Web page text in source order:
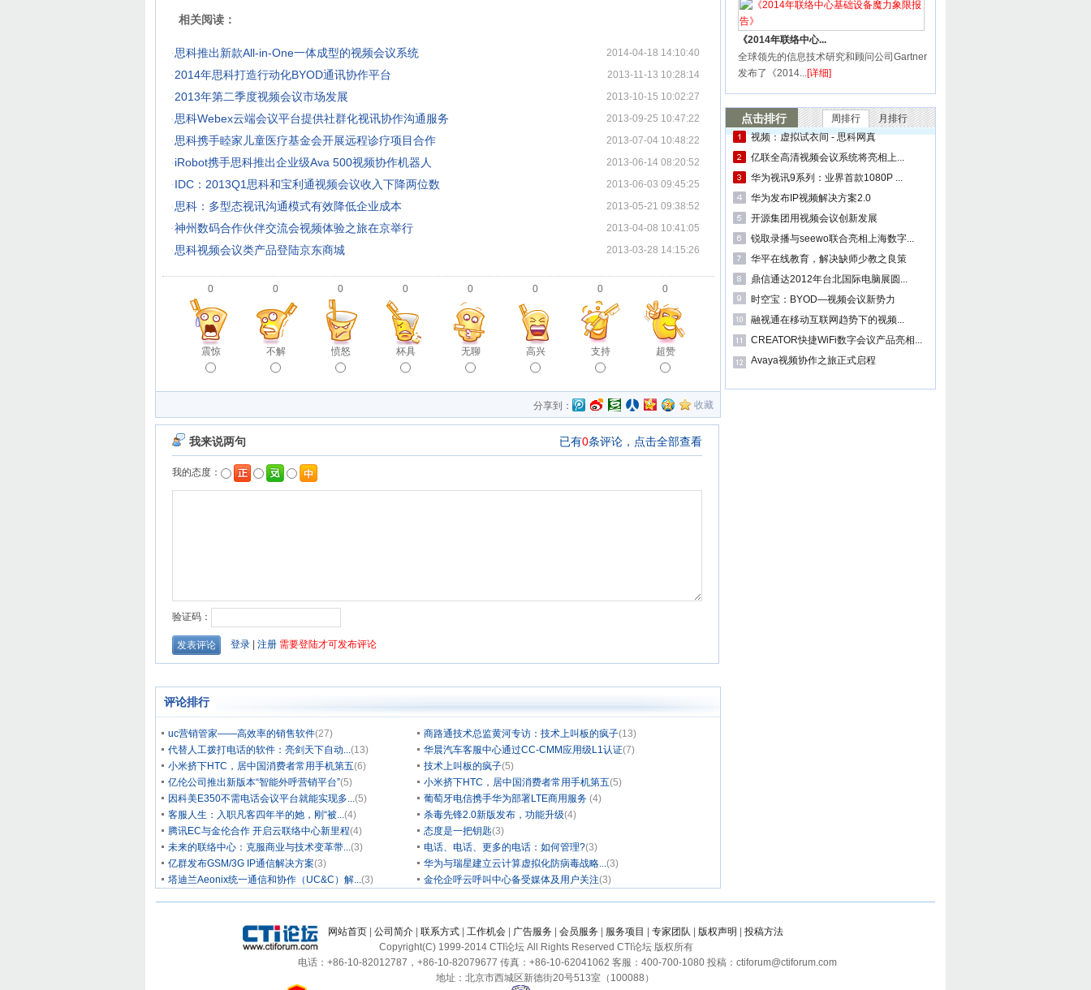
相关阅读：
·思科推出新款All-in-One一体成型的视频会议系统 2014-04-18 14:10:40
·2014年思科打造行动化BYOD通讯协作平台 2013-11-13 10:28:14
·2013年第二季度视频会议市场发展 2013-10-15 10:02:27
·思科Webex云端会议平台提供社群化视讯协作沟通服务 2013-09-25 10:47:22
·思科携手睦家儿童医疗基金会开展远程诊疗项目合作 2013-07-04 10:48:22
·iRobot携手思科推出企业级Ava 500视频协作机器人 2013-06-14 08:20:52
·IDC：2013Q1思科和宝利通视频会议收入下降两位数 2013-06-03 09:45:25
·思科：多型态视讯沟通模式有效降低企业成本 2013-05-21 09:38:52
·神州数码合作伙伴交流会视频体验之旅在京举行 2013-04-08 10:41:05
·思科视频会议类产品登陆京东商城 2013-03-28 14:15:26
0
震惊
0
不解
0
愤怒
0
杯具
0
无聊
0
高兴
0
支持
0
超赞
分享到： 收藏
评论排行
uc营销管家——高效率的销售软件(27) 商路通技术总监黄河专访：技术上叫板的疯子(13)
代替人工拨打电话的软件：亮剑天下自动...(13) 华晨汽车客服中心通过CC-CMM应用级L1认证(7)
小米挤下HTC，居中国消费者常用手机第五(6) 技术上叫板的疯子(5)
亿伦公司推出新版本“智能外呼营销平台”(5) 小米挤下HTC，居中国消费者常用手机第五(5)
因科美E350不需电话会议平台就能实现多...(5) 葡萄牙电信携手华为部署LTE商用服务 (4)
客服人生：入职凡客四年半的她，刚“被...(4) 杀毒先锋2.0新版发布，功能升级(4)
腾讯EC与金伦合作 开启云联络中心新里程(4) 态度是一把钥匙(3)
未来的联络中心：克服商业与技术变革带...(3) 电话、电话、更多的电话：如何管理?(3)
亿群发布GSM/3G IP通信解决方案(3) 华为与瑞星建立云计算虚拟化防病毒战略...(3)
塔迪兰Aeonix统一通信和协作（UC&C）解...(3) 金伦企呼云呼叫中心备受媒体及用户关注(3)
《2014年联络中心...
全球领先的信息技术研究和顾问公司Gartner
发布了《2014...[详细]
点击排行 周排行
月排行
视频：虚拟试衣间 - 思科网真
亿联全高清视频会议系统将亮相上...
华为视讯9系列：业界首款1080P ...
华为发布IP视频解决方案2.0
开源集团用视频会议创新发展
锐取录播与seewo联合亮相上海数字...
华平在线教育，解决缺师少教之良策
鼎信通达2012年台北国际电脑展圆...
时空宝：BYOD—视频会议新势力
融视通在移动互联网趋势下的视频...
CREATOR快捷WiFi数字会议产品亮相...
Avaya视频协作之旅正式启程
网站首页 公司简介 联系方式 工作机会 广告服务 会员服务 服务项目 专家团队 版权声明
投稿方法
Copyright(C) 1999-2014 CTI论坛 All Rights Reserved CTI论坛 版权所有
电话：+86-10-82012787，+86-10-82079677 传真：+86-10-62041062 客服：400-700-1080 投稿：ctiforum@ctiforum.com
地址：北京市西城区新德街20号513室（100088）